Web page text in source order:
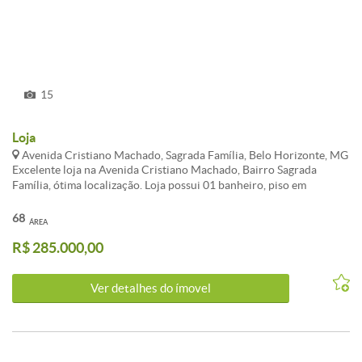
15
Loja
Avenida Cristiano Machado, Sagrada Família, Belo Horizonte, MG
Excelente loja na Avenida Cristiano Machado, Bairro Sagrada
Família, ótima localização. Loja possui 01 banheiro, piso em
frente estação Move, espaçosa, fácil acesso. Possui 01 vaga tipo
Negócio!!! Atualizado em 26/11/2018.
ÁREA
68
R$ 285.000,00
Ver detalhes do ímovel